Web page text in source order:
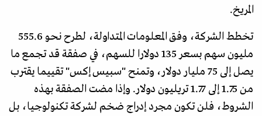
المريخ.
تخطط الشركة، وفق المعلومات المتداولة، لطرح نحو 555.6
مليون سهم بسعر 135 دولارا للسهم، في صفقة قد تجمع ما
يصل إلى 75 مليار دولار، وتمنح "سبيس إكس" تقييما يقترب
من 1.75 إلى 1.77 تريليون دولار. وإذا مضت الصفقة بهذه
الشروط، فلن تكون مجرد إدراج ضخم لشركة تكنولوجيا، بل